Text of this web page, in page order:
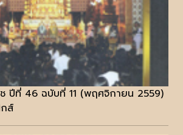
ช ปีที่ 46 ฉบับที่ 11 (พฤศจิกายน 2559)
ส์